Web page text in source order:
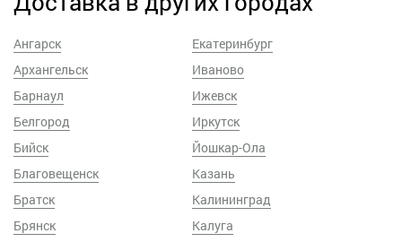
Ангарск
Архангельск
Барнаул
Белгород
Бийск
Благовещенск
Братск
Брянск
Екатеринбург
Иваново
Ижевск
Иркутск
Йошкар-Ола
Казань
Калининград
Калуга